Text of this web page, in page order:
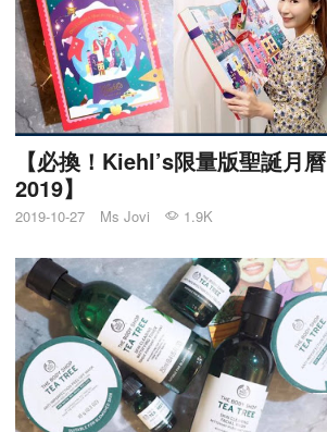
【必換！Kiehl’s限量版聖誕月曆
2019】
2019-10-27 Ms Jovi 1.9K